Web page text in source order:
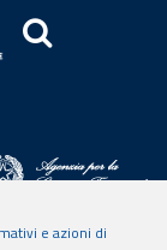
e azioni di